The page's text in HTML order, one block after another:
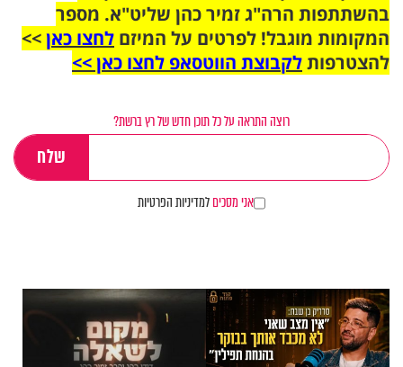
בהשתתפות הרה"ג זמיר כהן שליט"א. מספר
המקומות מוגבל! לפרטים על המיזם לחצו כאן>>
להצטרפותלקבוצת הווטסאפ לחצו כאן >>
רוצה התראה על כל תוכן חדש של רץ ברשת?
אני מסכיםלמדיניות הפרטיות